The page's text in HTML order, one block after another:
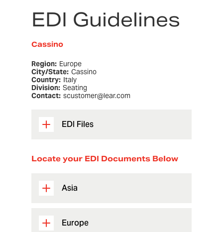
EDI Guidelines
Cassino
Region: Europe
City/State: Cassino
Country: Italy
Division: Seating
Contact: scustomer@lear.com
EDI Files
Locate your EDI Documents Below
Asia
Europe